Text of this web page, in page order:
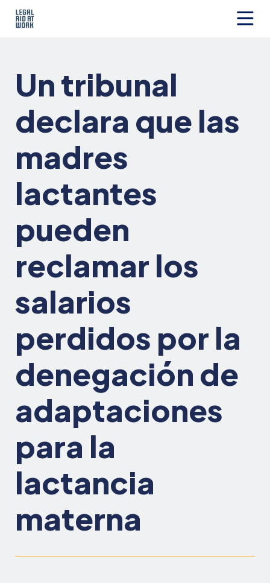
Work
Un tribunal
declara que las
madres
lactantes
pueden
reclamar los
salarios
perdidos por la
denegación de
adaptaciones
para la
lactancia
materna